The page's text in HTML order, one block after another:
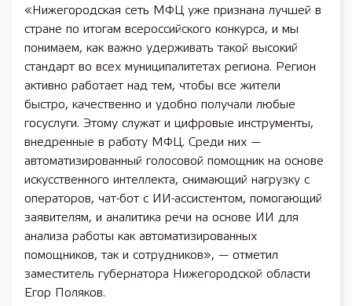
«Нижегородская сеть МФЦ уже признана лучшей в
стране по итогам всероссийского конкурса, и мы
понимаем, как важно удерживать такой высокий
стандарт во всех муниципалитетах региона. Регион
активно работает над тем, чтобы все жители
быстро, качественно и удобно получали любые
госуслуги. Этому служат и цифровые инструменты,
внедренные в работу МФЦ. Среди них —
автоматизированный голосовой помощник на основе
искусственного интеллекта, снимающий нагрузку с
операторов, чат-бот с ИИ-ассистентом, помогающий
заявителям, и аналитика речи на основе ИИ для
анализа работы как автоматизированных
помощников, так и сотрудников», — отметил
заместитель губернатора Нижегородской области
Егор Поляков.